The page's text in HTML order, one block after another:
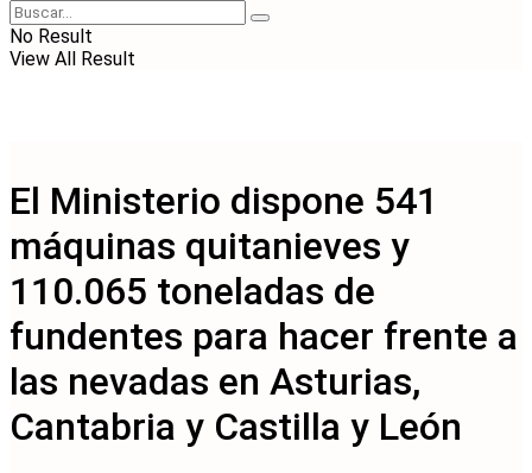
No Result
View All Result
El Ministerio dispone 541
máquinas quitanieves y
110.065 toneladas de
fundentes para hacer frente a
las nevadas en Asturias,
Cantabria y Castilla y León